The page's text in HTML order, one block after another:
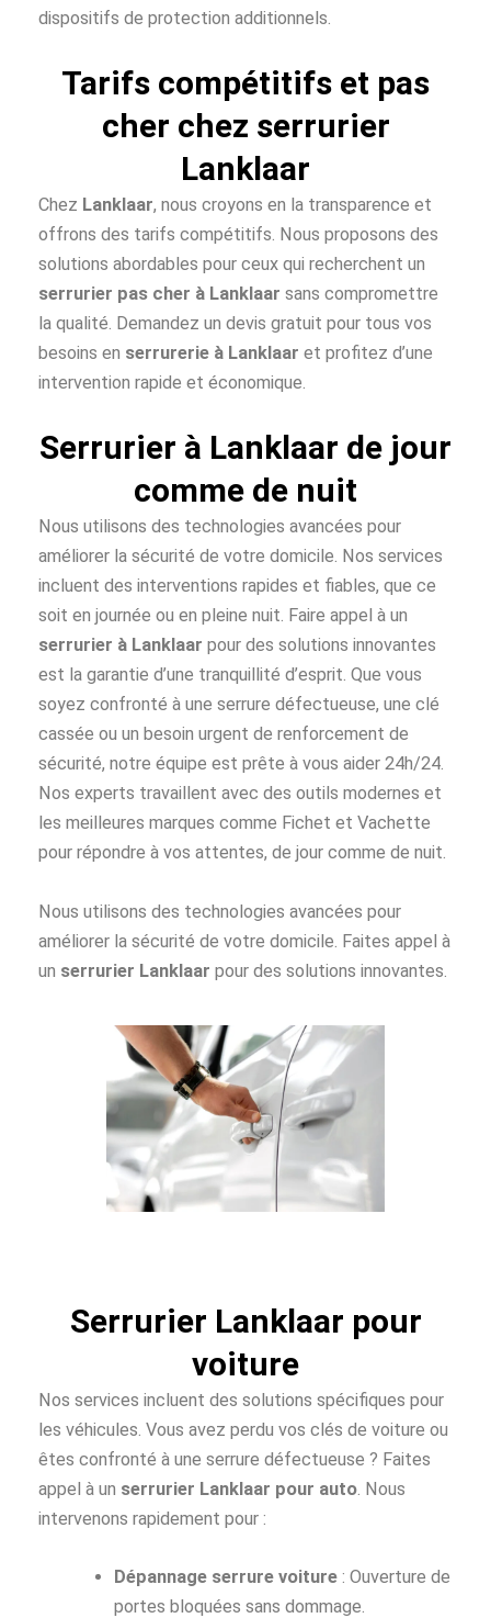
dispositifs de protection additionnels.
Tarifs compétitifs et pas
cher chez serrurier
Lanklaar
Chez Lanklaar, nous croyons en la transparence et
offrons des tarifs compétitifs. Nous proposons des
solutions abordables pour ceux qui recherchent un
serrurier pas cher à Lanklaar sans compromettre
la qualité. Demandez un devis gratuit pour tous vos
besoins en serrurerie à Lanklaar et profitez d’une
intervention rapide et économique.
Serrurier à Lanklaar de jour
comme de nuit
Nous utilisons des technologies avancées pour
améliorer la sécurité de votre domicile. Nos services
incluent des interventions rapides et fiables, que ce
soit en journée ou en pleine nuit. Faire appel à un
serrurier à Lanklaar pour des solutions innovantes
est la garantie d’une tranquillité d’esprit. Que vous
soyez confronté à une serrure défectueuse, une clé
cassée ou un besoin urgent de renforcement de
sécurité, notre équipe est prête à vous aider 24h/24.
Nos experts travaillent avec des outils modernes et
les meilleures marques comme Fichet et Vachette
pour répondre à vos attentes, de jour comme de nuit.
Nous utilisons des technologies avancées pour
améliorer la sécurité de votre domicile. Faites appel à
un serrurier Lanklaar pour des solutions innovantes.
Serrurier Lanklaar pour
voiture
Nos services incluent des solutions spécifiques pour
les véhicules. Vous avez perdu vos clés de voiture ou
êtes confronté à une serrure défectueuse ? Faites
appel à un serrurier Lanklaar pour auto . Nous
intervenons rapidement pour :
Dépannage serrure voiture : Ouverture de
portes bloquées sans dommage.